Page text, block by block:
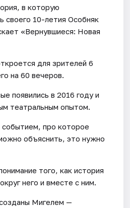
в которую
своего 10-летия Особняк
«Вернувшиеся: Новая
для зрителей 6
на 60 вечеров.
появились в 2016 году и
театральным опытом.
событием, про которое
объяснить, это нужно
того, как история
него и вместе с ним.
Мигелем —